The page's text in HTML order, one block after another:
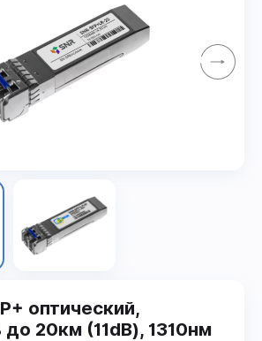
оптический,
20км (11dB), 1310нм